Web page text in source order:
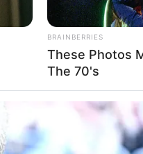
BRAINBERRIES
These Photos
The 70's